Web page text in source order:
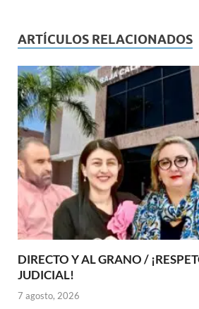
ARTÍCULOS RELACIONADOS
DIRECTO Y AL GRANO /
JUDICIAL!
7 agosto, 2026